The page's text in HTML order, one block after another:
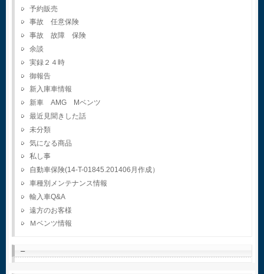
予約販売
事故 任意保険
事故 故障 保険
余談
実録２４時
御報告
新入庫車情報
新車 AMG Mベンツ
最近見聞きした話
未分類
気になる商品
私し事
自動車保険(14-T-01845.201406月作成）
車種別メンテナンス情報
輸入車Q&A
遠方のお客様
Ｍベンツ情報
–